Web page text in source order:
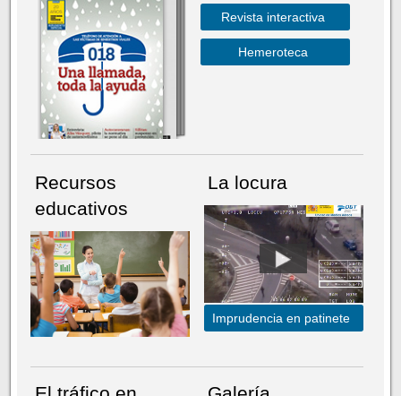
Revista interactiva
Hemeroteca
Recursos
educativos
La locura
Imprudencia en patinete